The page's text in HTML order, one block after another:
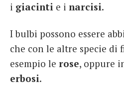
i giacinti e i narcisi.
I bulbi possono essere
che con le altre specie di
esempio le rose, oppure
erbosi.